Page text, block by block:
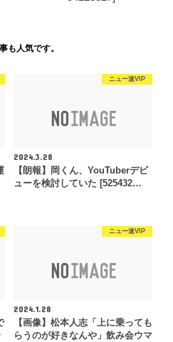
も人気です。
ニュー速VIP
2024.3.28
【朗報】岡くん、YouTuberデビ
ューを検討していた [525432…
ニュー速VIP
2024.1.28
【画像】松本人志「上に乗っても
らうのが好きなんや」飲み会ウマ